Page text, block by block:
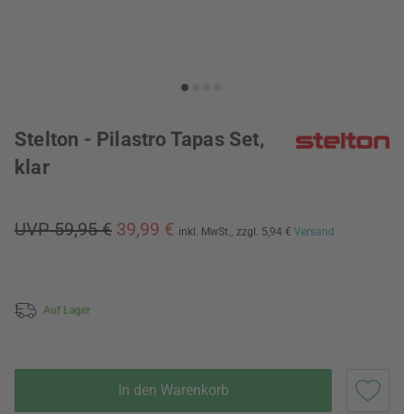
Stelton - Pilastro Tapas Set,
klar
UVP 59,95 € 39,99 € inkl. MwSt., zzgl. 5,94 € Versand
Auf Lager
In den Warenkorb